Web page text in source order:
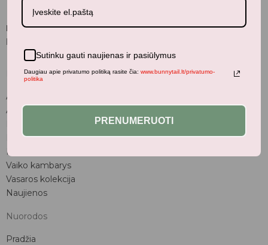
BunnyTail– vaikiškų prekių krautuvėlė, kurioje rasite
kokybiškus ir stilingus daiktus savo vaikams!
Parduotuvė
Aksesuarai
Apranga
Pažaiskime
Populiariausi
Vaiko kambarys
Vasaros kolekcija
Naujienos
Nuorodos
Pradžia
Sutinku gauti naujienas ir pasiūlymus
Daugiau apie privatumo politiką rasite čia: www.bunnytail.lt/privatumo-
politika
PRENUMERUOTI